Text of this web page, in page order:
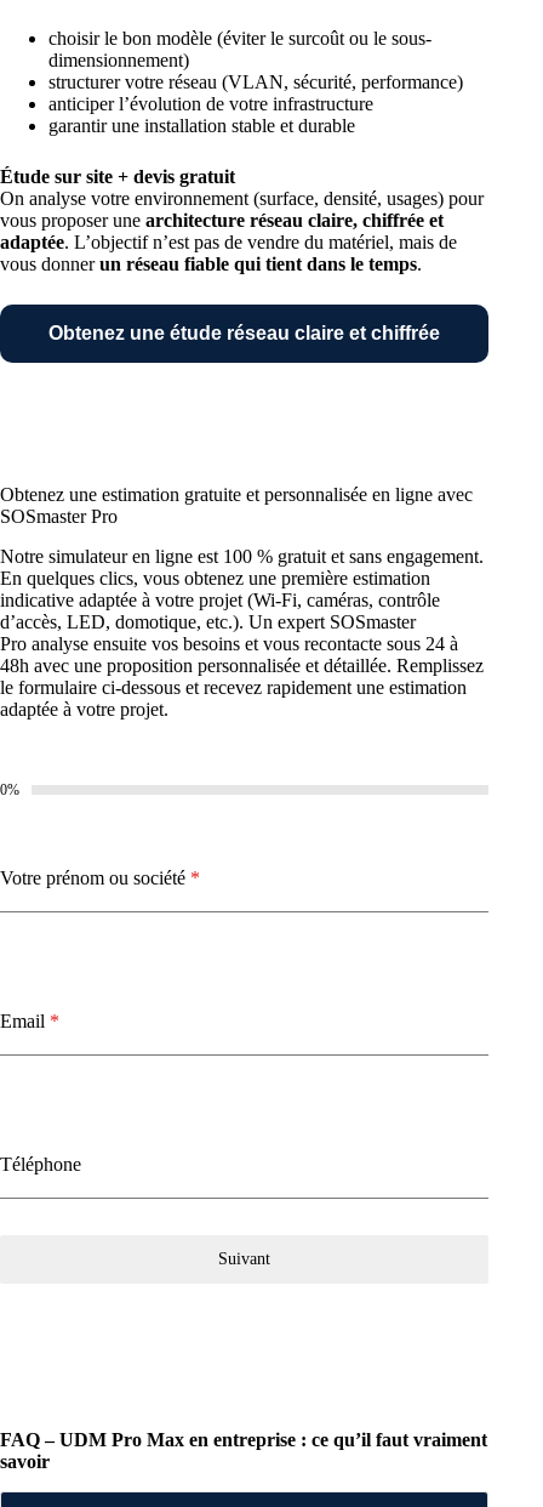
choisir le bon modèle (éviter le surcoût ou le sous-
dimensionnement)
structurer votre réseau (VLAN, sécurité, performance)
anticiper l’évolution de votre infrastructure
garantir une installation stable et durable
Étude sur site + devis gratuit
On analyse votre environnement (surface, densité, usages) pour
vous proposer une architecture réseau claire, chiffrée et
adaptée. L’objectif n’est pas de vendre du matériel, mais de
vous donnerun réseau fiable qui tient dans le temps.
Obtenez une étude réseau claire et chiffrée
Obtenez une estimation gratuite et personnalisée en ligne avec
SOSmaster Pro
Notre simulateur en ligne est 100 % gratuit et sans engagement.
En quelques clics, vous obtenez une première estimation
indicative adaptée à votre projet (Wi-Fi, caméras, contrôle
d’accès, LED, domotique, etc.). Un expert SOSmaster
Pro analyse ensuite vos besoins et vous recontacte sous 24 à
48h avec une proposition personnalisée et détaillée. Remplissez
le formulaire ci-dessous et recevez rapidement une estimation
adaptée à votre projet.
0%
Votre prénom ou société *
Email *
Téléphone
Suivant
FAQ – UDM Pro Max en entreprise : ce qu’il faut vraiment
savoir